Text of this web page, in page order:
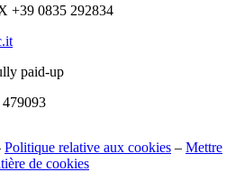
+39 0835 292834
paid-up
Politique relative aux cookies – Mettre
de cookies